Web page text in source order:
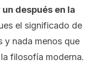
después en la
el significado de
y nada menos que
filosofía moderna.